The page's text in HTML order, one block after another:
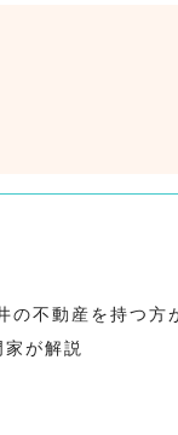
不動産を持つ方
が解説